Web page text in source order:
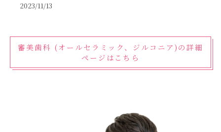
2023/11/13
審美歯科 (オールセラミック、ジルコニア)の詳細
ページはこちら